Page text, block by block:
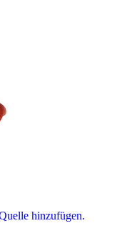
hinzufügen.